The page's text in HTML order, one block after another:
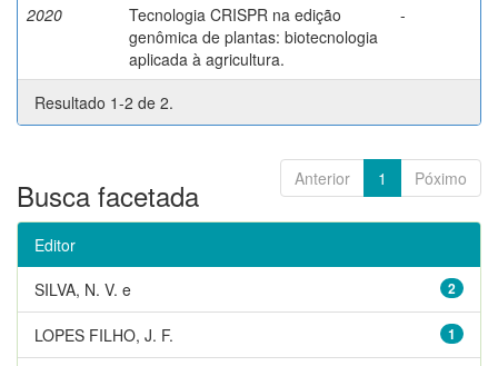
2020
Tecnologia CRISPR na edição
genômica de plantas: biotecnologia
aplicada à agricultura.
-
Resultado 1-2 de 2.
Anterior 1 Póximo
Busca facetada
Editor
2
SILVA, N. V. e
1
LOPES FILHO, J. F.